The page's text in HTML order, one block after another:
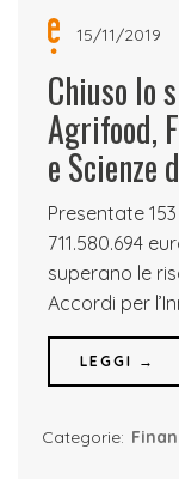
15/11/2019
Chiuso lo
Agrifood,
e Scienze
Presentate
711.580.694
superano le
Accordi per
LEGGI →
Categorie: